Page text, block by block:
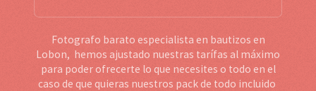
Fotografo barato especialista en bautizos en
Lobon, hemos ajustado nuestras tarífas al máximo
para poder ofrecerte lo que necesites o todo en el
caso de que quieras nuestros pack de todo incluido